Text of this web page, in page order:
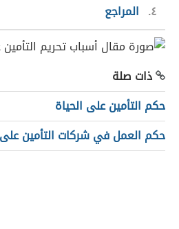
٤
المراجع
ذات صلة
حكم التأمين على الحياة
حكم العمل في شركات التأمين على